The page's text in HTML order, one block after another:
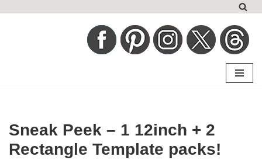
ス
キ
Sneak Peek – 1 12inch + 2
Rectangle Template packs!